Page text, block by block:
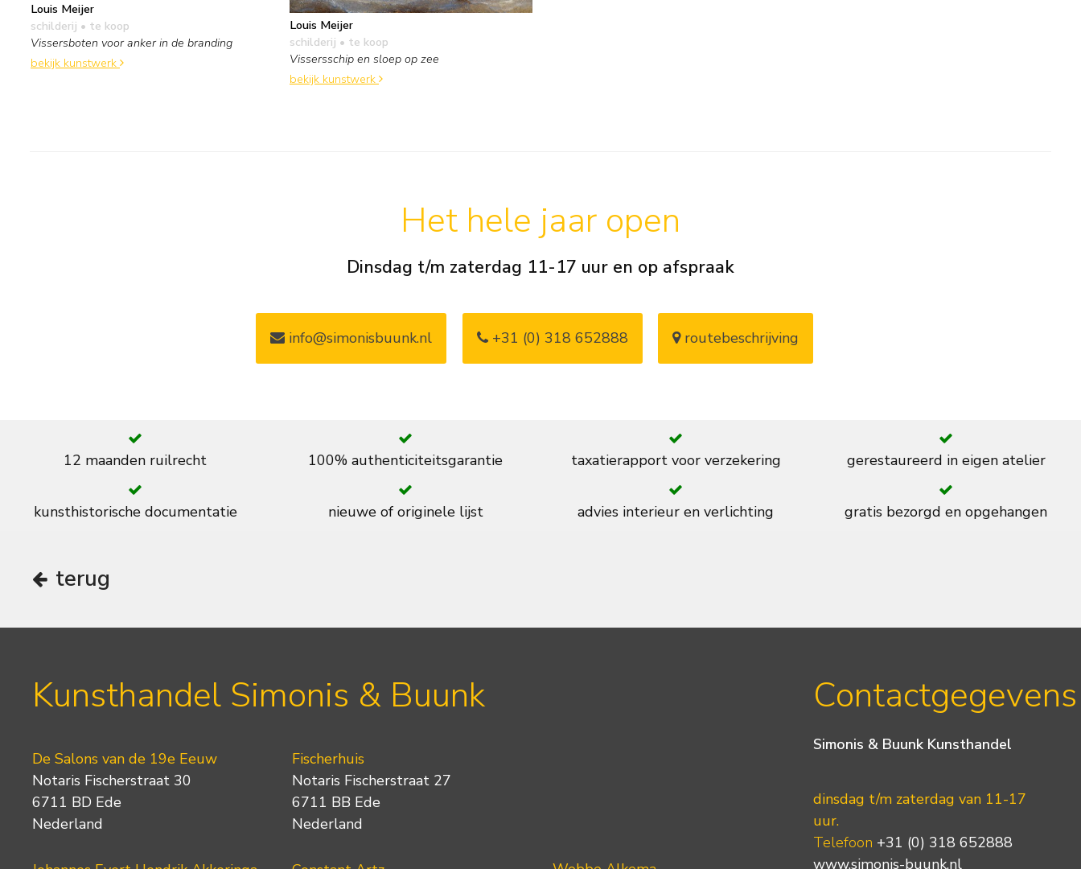
Louis Meijer
schilderij • te koop
Vissersboten voor anker in de branding
bekijk kunstwerk
Louis Meijer
schilderij • te koop
Vissersschip en sloep op zee
bekijk kunstwerk
Het hele jaar open
Dinsdag t/m zaterdag 11-17 uur en op afspraak
info@simonisbuunk.nl +31 (0) 318 652888 routebeschrijving
12 maanden ruilrecht 100% authenticiteitsgarantie taxatierapport voor verzekering gerestaureerd in eigen atelier
kunsthistorische documentatie nieuwe of originele lijst advies interieur en verlichting gratis bezorgd en opgehangen
terug
Kunsthandel Simonis & Buunk
De Salons van de 19e Eeuw
Notaris Fischerstraat 30
6711 BD Ede
Nederland
Fischerhuis
Notaris Fischerstraat 27
6711 BB Ede
Nederland
Contactgegevens
Simonis & Buunk Kunsthandel
dinsdag t/m zaterdag van 11-17
uur.
Telefoon +31 (0) 318 652888
www.simonis-buunk.nl